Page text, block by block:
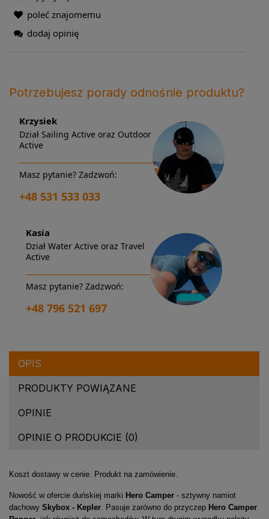
poleć znajomemu
dodaj opinię
Potrzebujesz porady odnośnie produktu?
Krzysiek
Dział Sailing Active oraz Outdoor
Active
Masz pytanie? Zadzwoń:
+48 531 533 033
Kasia
Dział Water Active oraz Travel
Active
Masz pytanie? Zadzwoń:
+48 796 521 697
OPIS
PRODUKTY POWIĄZANE
OPINIE
OPINIE O PRODUKCIE (0)
Koszt dostawy w cenie. Produkt na zamówienie.
Nowość w ofercie duńskiej marki Hero Camper - sztywny namiot
dachowy Skybox - Kepler. Pasuje zarówno do przyczep Hero Camper